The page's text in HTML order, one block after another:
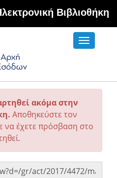
Βιβλιοθήκη
Toggle
ακόμα στην
Αποθηκεύστε τον
έχετε πρόσβαση στο